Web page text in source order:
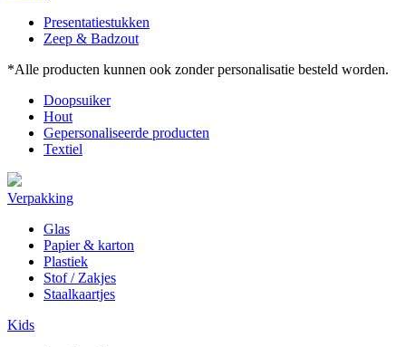
Presentatiestukken
Zeep & Badzout
*Alle producten kunnen ook zonder personalisatie besteld worden.
Doopsuiker
Hout
Gepersonaliseerde producten
Textiel
Verpakking
Glas
Papier & karton
Plastiek
Stof / Zakjes
Staalkaartjes
Kids